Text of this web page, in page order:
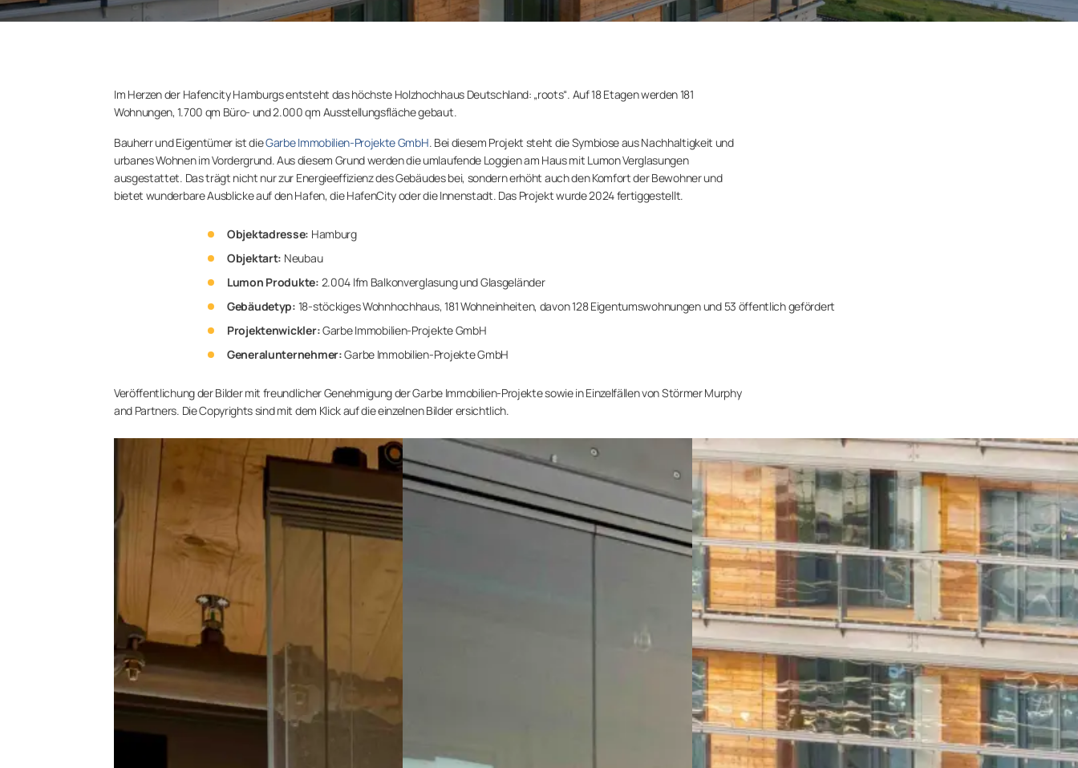
Im Herzen der Hafencity Hamburgs entsteht das höchste Holzhochhaus Deutschland: „roots“. Auf 18 Etagen werden 181
Wohnungen, 1.700 qm Büro- und 2.000 qm Ausstellungsfläche gebaut.
Bauherr und Eigentümer ist dieGarbe Immobilien-Projekte GmbH. Bei diesem Projekt steht die Symbiose aus Nachhaltigkeit und
urbanes Wohnen im Vordergrund. Aus diesem Grund werden die umlaufende Loggien am Haus mit Lumon Verglasungen
ausgestattet. Das trägt nicht nur zur Energieeffizienz des Gebäudes bei, sondern erhöht auch den Komfort der Bewohner und
bietet wunderbare Ausblicke auf den Hafen, die HafenCity oder die Innenstadt. Das Projekt wurde 2024 fertiggestellt.
Objektadresse: Hamburg
Objektart: Neubau
Lumon Produkte: 2.004 lfm Balkonverglasung und Glasgeländer
Gebäudetyp: 18-stöckiges Wohnhochhaus, 181 Wohneinheiten, davon 128 Eigentumswohnungen und 53 öffentlich gefördert
Projektenwickler:Garbe Immobilien-Projekte GmbH
Generalunternehmer:Garbe Immobilien-Projekte GmbH
Veröffentlichung der Bilder mit freundlicher Genehmigung der Garbe Immobilien-Projekte sowie in Einzelfällen von Störmer Murphy
and Partners. Die Copyrights sind mit dem Klick auf die einzelnen Bilder ersichtlich.